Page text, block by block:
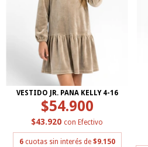
VESTIDO JR. PANA KELLY 4-16
$54.900
$43.920 con Efectivo
6 cuotas sin interés de $9.150